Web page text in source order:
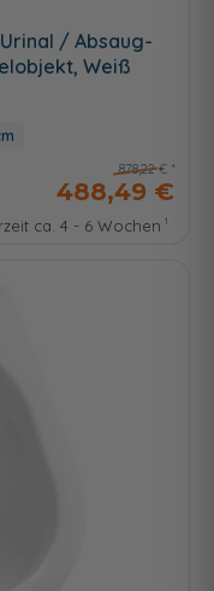
/ Absaug-
Weiß
878,22 €
488,49 €
ca. 4 - 6 Wochen